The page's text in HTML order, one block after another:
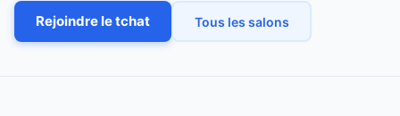
Rejoindre le tchat Tous les salons